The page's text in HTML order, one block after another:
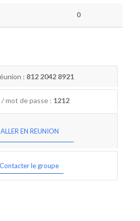
0
: 812 2042 8921
mot de passe : 1212
ALLER EN REUNION
Contacter le groupe